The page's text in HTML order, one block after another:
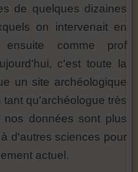
de quelques dizaines
on intervenait en
comme prof
c'est toute la
un site archéologique
tant qu'archéologue très
nos données sont plus
d'autres sciences pour
actuel.